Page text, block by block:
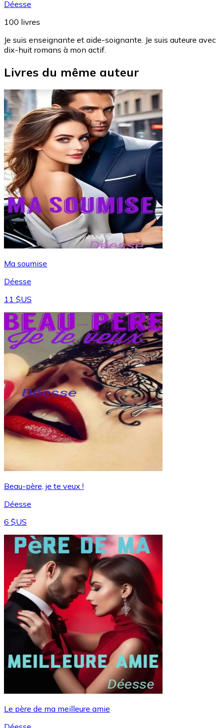
Déesse
100 livres
Je suis enseignante et aide-soignante. Je suis auteure avec
dix-huit romans à mon actif.
Livres du même auteur
Ma soumise
Déesse
11 $US
Beau-père, je te veux !
Déesse
6 $US
Le père de ma meilleure amie